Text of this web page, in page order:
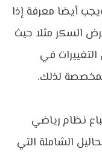
أيضا معرفة إذا
السكر مثلا حيث
في
لذلك.
نظام رياضي
الشاملة التي